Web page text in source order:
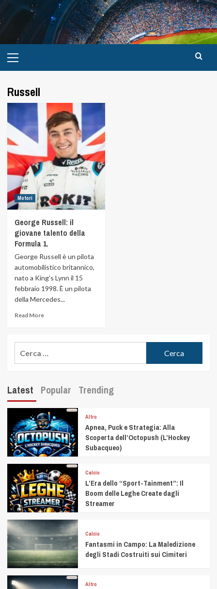
Russell
Motori
George Russell: il
giovane talento della
Formula 1.
George Russell è un pilota
automobilistico britannico,
nato a King's Lynn il 15
febbraio 1998. È un pilota
della Mercedes...
Read More
Latest Popular Trending
Altro
Apnea, Puck e Strategia: Alla
Scoperta dell’Octopush (L’Hockey
Subacqueo)
Calcio
L’Era dello “Sport-Tainment”: Il
Boom delle Leghe Create dagli
Streamer
Calcio
Fantasmi in Campo: La Maledizione
degli Stadi Costruiti sui Cimiteri
Altro